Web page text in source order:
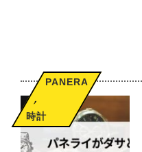
PANERAI
,
時計